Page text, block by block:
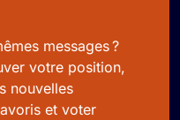
messages ?
votre position,
nouvelles
et voter